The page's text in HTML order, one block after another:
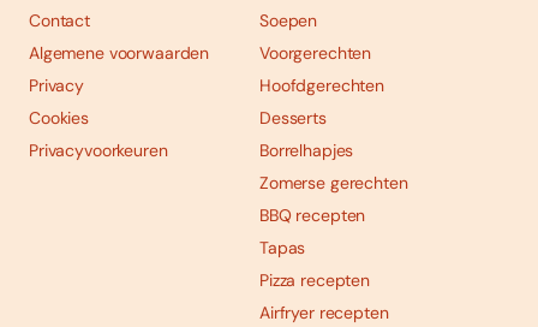
Contact
Algemene voorwaarden
Privacy
Cookies
Privacyvoorkeuren
Soepen
Voorgerechten
Hoofdgerechten
Desserts
Borrelhapjes
Zomerse gerechten
BBQ recepten
Tapas
Pizza recepten
Airfryer recepten